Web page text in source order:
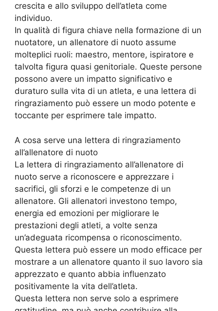
crescita e allo sviluppo dell’atleta come
individuo.
In qualità di figura chiave nella formazione di un
nuotatore, un allenatore di nuoto assume
molteplici ruoli: maestro, mentore, ispiratore e
talvolta figura quasi genitoriale. Queste persone
possono avere un impatto significativo e
duraturo sulla vita di un atleta, e una lettera di
ringraziamento può essere un modo potente e
toccante per esprimere tale impatto.
A cosa serve una lettera di ringraziamento
all’allenatore di nuoto
La lettera di ringraziamento all’allenatore di
nuoto serve a riconoscere e apprezzare i
sacrifici, gli sforzi e le competenze di un
allenatore. Gli allenatori investono tempo,
energia ed emozioni per migliorare le
prestazioni degli atleti, a volte senza
un’adeguata ricompensa o riconoscimento.
Questa lettera può essere un modo efficace per
mostrare a un allenatore quanto il suo lavoro sia
apprezzato e quanto abbia influenzato
positivamente la vita dell’atleta.
Questa lettera non serve solo a esprimere